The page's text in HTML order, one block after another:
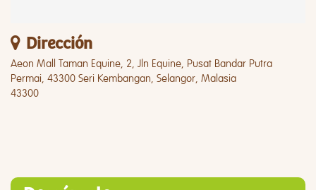
Dirección
Aeon Mall Taman Equine, 2, Jln Equine, Pusat Bandar Putra
Permai, 43300 Seri Kembangan, Selangor, Malasia
43300